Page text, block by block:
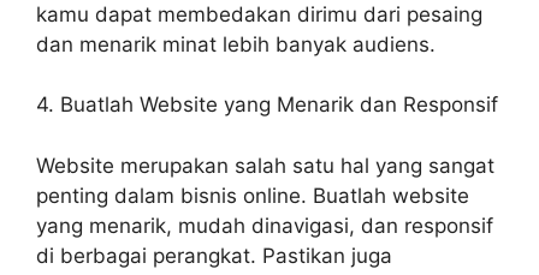
kamu dapat membedakan dirimu dari pesaing
dan menarik minat lebih banyak audiens.
4. Buatlah Website yang Menarik dan Responsif
Website merupakan salah satu hal yang sangat
penting dalam bisnis online. Buatlah website
yang menarik, mudah dinavigasi, dan responsif
di berbagai perangkat. Pastikan juga